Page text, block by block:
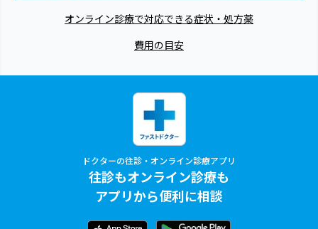
オンライン診療で対応できる症状・処方薬
費用の目安
ドクターの往診・オンライン診療アプリ
往診もオンライン診療も
アプリから便利に相談